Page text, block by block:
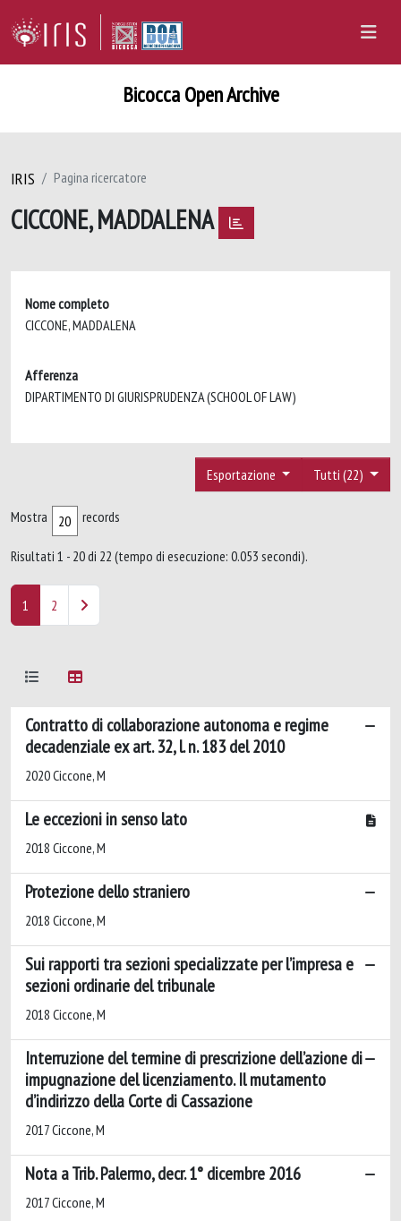
Bicocca Open Archive
IRIS Pagina ricercatore
CICCONE, MADDALENA
Nome completo
CICCONE, MADDALENA
Afferenza
DIPARTIMENTO DI GIURISPRUDENZA (SCHOOL OF LAW)
Tutti (22)
Esportazione
Mostra records
Risultati 1 - 20 di 22 (tempo di esecuzione: 0.053 secondi).
1 2
Contratto di collaborazione autonoma e regime
decadenziale ex art. 32, l. n. 183 del 2010
2020 Ciccone, M
Le eccezioni in senso lato
2018 Ciccone, M
Protezione dello straniero
2018 Ciccone, M
Sui rapporti tra sezioni specializzate per l’impresa e
sezioni ordinarie del tribunale
2018 Ciccone, M
Interruzione del termine di prescrizione dell’azione di
impugnazione del licenziamento. Il mutamento
d’indirizzo della Corte di Cassazione
2017 Ciccone, M
Nota a Trib. Palermo, decr. 1° dicembre 2016
2017 Ciccone, M